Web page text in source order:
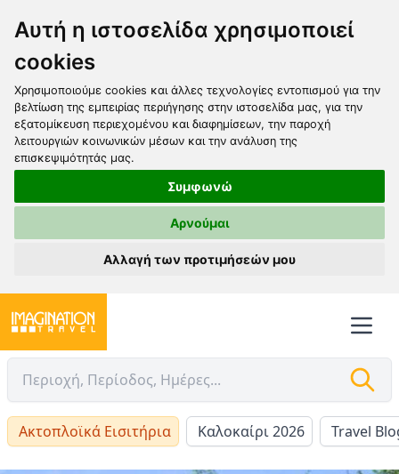
Αυτή η ιστοσελίδα χρησιμοποιεί
cookies
Χρησιμοποιούμε cookies και άλλες τεχνολογίες εντοπισμού για την
βελτίωση της εμπειρίας περιήγησης στην ιστοσελίδα μας, για την
εξατομίκευση περιεχομένου και διαφημίσεων, την παροχή
λειτουργιών κοινωνικών μέσων και την ανάλυση της
επισκεψιμότητάς μας.
Συμφωνώ
Αρνούμαι
Αλλαγή των προτιμήσεών μου
Ακτοπλοϊκά Εισιτήρια Καλοκαίρι 2026 Travel